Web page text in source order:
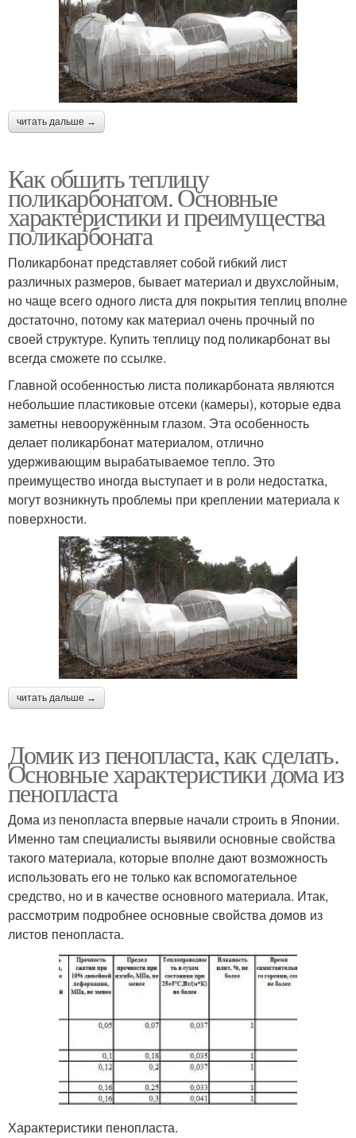
читать дальше →
Как обшить теплицу
поликарбонатом. Основные
характеристики и преимущества
поликарбоната
Поликарбонат представляет собой гибкий лист
различных размеров, бывает материал и двухслойным,
но чаще всего одного листа для покрытия теплиц вполне
достаточно, потому как материал очень прочный по
своей структуре. Купить теплицу под поликарбонат вы
всегда сможете по ссылке.
Главной особенностью листа поликарбоната являются
небольшие пластиковые отсеки (камеры), которые едва
заметны невооружённым глазом. Эта особенность
делает поликарбонат материалом, отлично
удерживающим вырабатываемое тепло. Это
преимущество иногда выступает и в роли недостатка,
могут возникнуть проблемы при креплении материала к
поверхности.
читать дальше →
Домик из пенопласта, как сделать.
Основные характеристики дома из
пенопласта
Дома из пенопласта впервые начали строить в Японии.
Именно там специалисты выявили основные свойства
такого материала, которые вполне дают возможность
использовать его не только как вспомогательное
средство, но и в качестве основного материала. Итак,
рассмотрим подробнее основные свойства домов из
листов пенопласта.
Характеристики пенопласта.